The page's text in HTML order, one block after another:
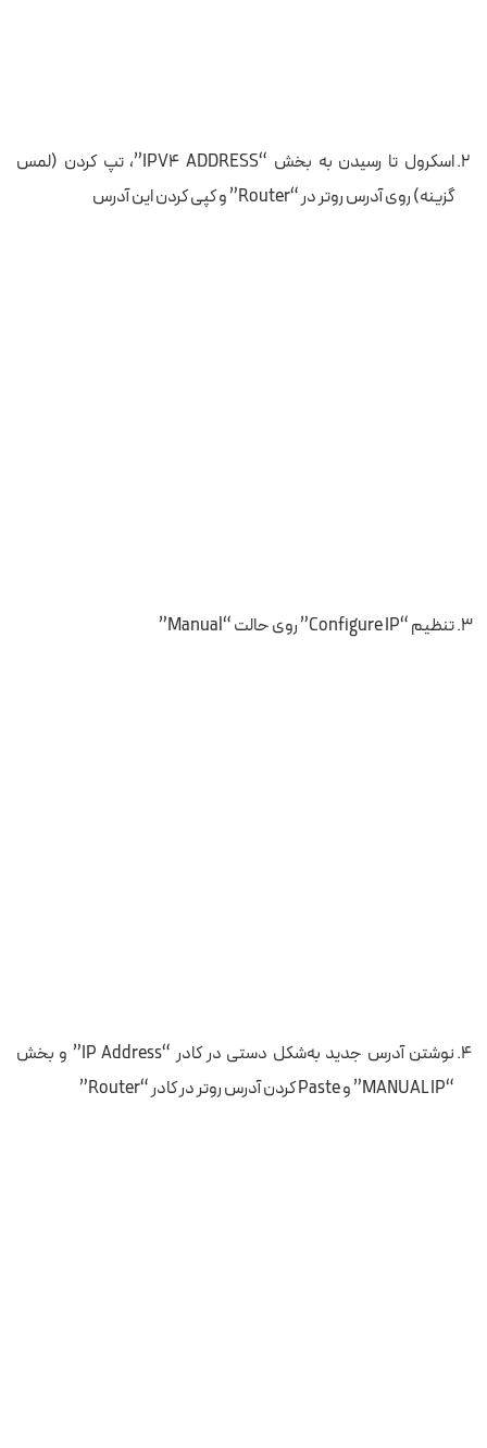
اسکرول تا رسیدن به بخش “IPV4 ADDRESS”، تپ کردن (لمس
گزینه) روی آدرس روتر در “Router” و کپی کردن این آدرس
تنظیم “Configure IP” روی حالت “Manual”
نوشتن آدرس جدید به‌شکل دستی در کادر “IP Address” و بخش
“MANUAL IP” و Paste کردن آدرس روتر در کادر “Router”